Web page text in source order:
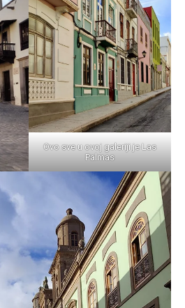
Ovo sve u ovoj galeriji je Las
Palmas